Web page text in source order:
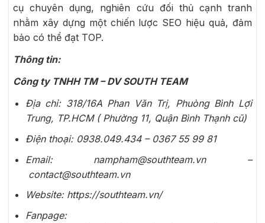
cụ chuyên dụng, nghiên cứu đối thủ cạnh tranh
nhằm xây dựng một chiến lược SEO hiệu quả, đảm
bảo có thể đạt TOP.
Thông tin:
Công ty TNHH TM – DV SOUTH TEAM
Địa chỉ: 318/16A Phan Văn Trị, Phuòng Bình Lợi
Trung, TP.HCM ( Phường 11, Quận Bình Thạnh cũ)
Điện thoại: 0938.049.434 – 0367 55 99 81
Email: nampham@southteam.vn –
contact@southteam.vn
Website: https://southteam.vn/
Fanpage: